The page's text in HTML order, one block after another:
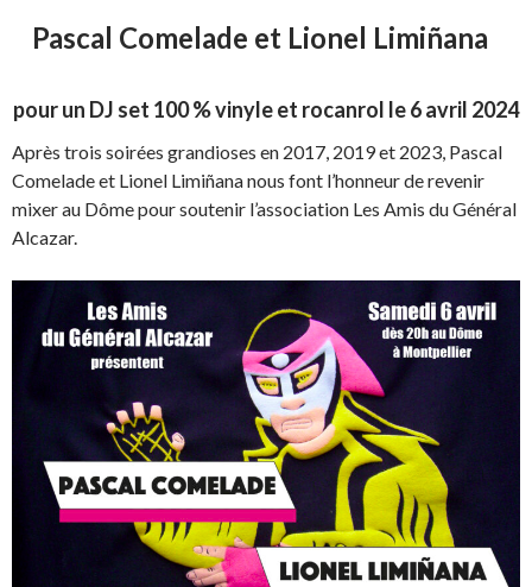
Pascal Comelade et Lionel Limiñana
pour un DJ set 100 % vinyle et rocanrol le 6 avril 2024
Après trois soirées grandioses en 2017, 2019 et 2023, Pascal
Comelade et Lionel Limiñana nous font l’honneur de revenir
mixer au Dôme pour soutenir l’association Les Amis du Général
Alcazar.